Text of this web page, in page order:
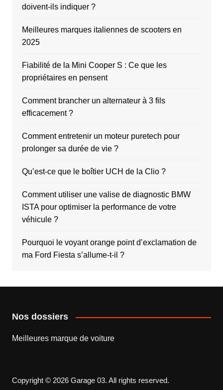
doivent-ils indiquer ?
Meilleures marques italiennes de scooters en
2025
Fiabilité de la Mini Cooper S : Ce que les
propriétaires en pensent
Comment brancher un alternateur à 3 fils
efficacement ?
Comment entretenir un moteur puretech pour
prolonger sa durée de vie ?
Qu’est-ce que le boîtier UCH de la Clio ?
Comment utiliser une valise de diagnostic BMW
ISTA pour optimiser la performance de votre
véhicule ?
Pourquoi le voyant orange point d’exclamation de
ma Ford Fiesta s’allume-t-il ?
Nos dossiers
Meilleures marque de voiture
Copyright © 2026 Garage 03. All rights reserved.